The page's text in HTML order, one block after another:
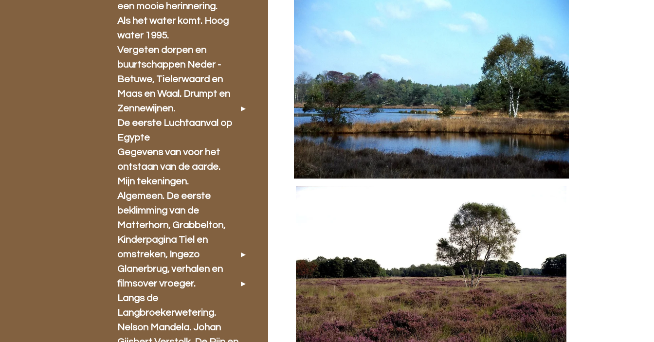
een mooie herinnering.
Als het water komt. Hoog
water 1995.
Vergeten dorpen en
buurtschappen Neder -
Betuwe, Tielerwaard en
Maas en Waal. Drumpt en
Zennewijnen.
De eerste Luchtaanval op
Egypte
Gegevens van voor het
ontstaan van de aarde.
Mijn tekeningen.
Algemeen. De eerste
beklimming van de
Matterhorn, Grabbelton,
Kinderpagina Tiel en
omstreken, Ingezo
Glanerbrug, verhalen en
filmsover vroeger.
Langs de
Langbroekerwetering.
Nelson Mandela. Johan